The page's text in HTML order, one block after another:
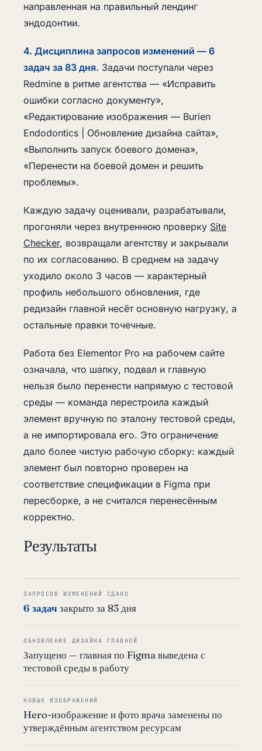
направленная на правильный лендинг
эндодонтии.
4. Дисциплина запросов изменений — 6
задач за 83 дня. Задачи поступали через
Redmine в ритме агентства — «Исправить
ошибки согласно документу»,
«Редактирование изображения — Burien
Endodontics | Обновление дизайна сайта»,
«Выполнить запуск боевого домена»,
«Перенести на боевой домен и решить
проблемы».
Каждую задачу оценивали, разрабатывали,
прогоняли через внутреннюю проверку Site
Checker, возвращали агентству и закрывали
по их согласованию. В среднем на задачу
уходило около 3 часов — характерный
профиль небольшого обновления, где
редизайн главной несёт основную нагрузку, а
остальные правки точечные.
Работа без Elementor Pro на рабочем сайте
означала, что шапку, подвал и главную
нельзя было перенести напрямую с тестовой
среды — команда перестроила каждый
элемент вручную по эталону тестовой среды,
а не импортировала его. Это ограничение
дало более чистую рабочую сборку: каждый
элемент был повторно проверен на
соответствие спецификации в Figma при
пересборке, а не считался перенесённым
корректно.
Результаты
ЗАПРОСОВ ИЗМЕНЕНИЙ СДАНО
6 задач закрыто за 83 дня
ОБНОВЛЕНИЕ ДИЗАЙНА ГЛАВНОЙ
Запущено — главная по Figma выведена с
тестовой среды в работу
НОВЫХ ИЗОБРАЖЕНИЙ
Hero-изображение и фото врача заменены по
утверждённым агентством ресурсам